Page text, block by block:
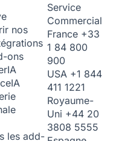
nos
ons
IA
IA
les add-
Service
Commercial
France +33
1 84 800
900
USA +1 844
411 1221
Royaume-
Uni +44 20
3808 5555